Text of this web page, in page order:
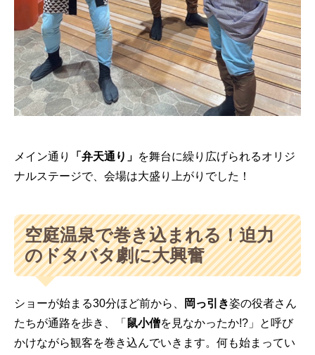
メイン通り 「弁天通り」 を舞台に繰り広げられるオリジ
ナルステージで、会場は大盛り上がりでした！
空庭温泉で巻き込まれる！迫力
のドタバタ劇に大興奮
ショーが始まる30分ほど前から、 岡っ引き姿の役者さん
たちが通路を歩き、「 鼠小僧を見なかったか!?」と呼び
かけながら観客を巻き込んでいきます。何も始まってい